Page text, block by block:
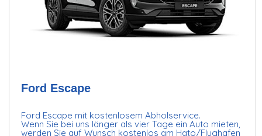
Ford Escape
Ford Escape mit kostenlosem Abholservice.
Wenn Sie bei uns länger als vier Tage ein Auto mieten,
werden Sie auf Wunsch kostenlos am Hato/Flughafen